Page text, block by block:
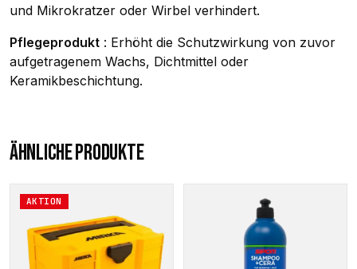
und Mikrokratzer oder Wirbel verhindert.
Pflegeprodukt : Erhöht die Schutzwirkung von zuvor
aufgetragenem Wachs, Dichtmittel oder
Keramikbeschichtung.
ÄHNLICHE PRODUKTE
AKTION